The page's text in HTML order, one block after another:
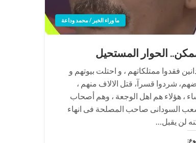
ما وراء الخبر / محمد وداعة
الحوار المستحيل
فقدوا ممتلكاتهم ، و احتلت بيوتهم و
شردوا قسرآ، قتل الالاف منهم ،
، هؤلاء هم اهل الوجعة ، وهم أصحاب
السودانى صاحب المصلحة فى انهاء
لن يقبل…